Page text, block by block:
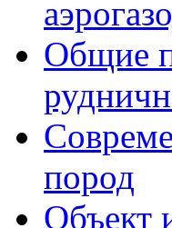
Общие
пород
Объект